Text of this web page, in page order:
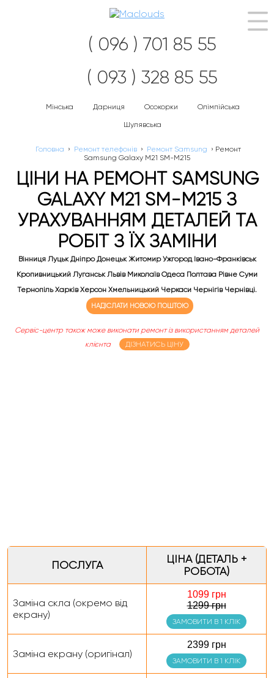
( 096 ) 701 85 55
( 093 ) 328 85 55
Мінська Дарниця Осокорки Олімпійська
Шулявська
Головна › Ремонт телефонів › Ремонт Samsung › Ремонт
Samsung Galaxy M21 SM-M215
ЦІНИ НА РЕМОНТ SAMSUNG
GALAXY M21 SM-M215 З
УРАХУВАННЯМ ДЕТАЛЕЙ ТА
РОБІТ З ЇХ ЗАМІНИ
Вінниця Луцьк Дніпро Донецьк Житомир Ужгород Івано-Франківськ
Кропивницький Луганськ Львів Миколаїв Одеса Полтава Рівне Суми
Тернопіль Харків Херсон Хмельницький Черкаси Чернігів Чернівці.
НАДІСЛАТИ НОВОЮ ПОШТОЮ
Сервіс-центр також може виконати ремонт із використанням деталей
клієнта
ДІЗНАТИСЬ ЦІНУ
ПОСЛУГА
ЦІНА (ДЕТАЛЬ +
РОБОТА)
Заміна скла (окремо від
екрану)
1099 грн
1299 грн
ЗАМОВИТИ В 1 КЛІК
Заміна екрану (оригінал)
2399 грн
ЗАМОВИТИ В 1 КЛІК